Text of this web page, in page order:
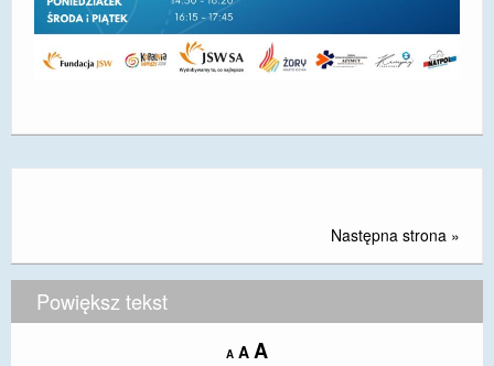
Następna strona »
Powiększ tekst
A Decrease
A Reset
AIncrease